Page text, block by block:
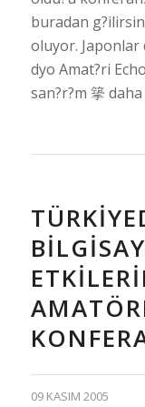
buradan
oluyor. Japonlar
dyo Amat?ri
san?r?m 篫
09 KASIM 2005